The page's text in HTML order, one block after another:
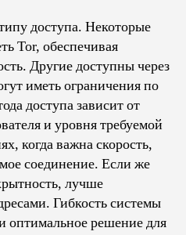
доступа. Некоторые
Tor, обеспечивая
Другие доступны через
иметь ограничения по
доступа зависит от
и уровня требуемой
когда важна скорость,
соединение. Если же
лучше
Гибкость системы
оптимальное решение для